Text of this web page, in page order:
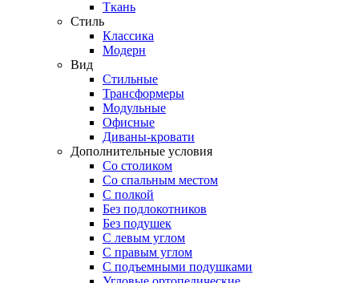
Ткань
Стиль
Классика
Модерн
Вид
Стильные
Трансформеры
Модульные
Офисные
Диваны-кровати
Дополнительные условия
Со столиком
Со спальным местом
С полкой
Без подлокотников
Без подушек
C левым углом
C правым углом
С подъемными подушками